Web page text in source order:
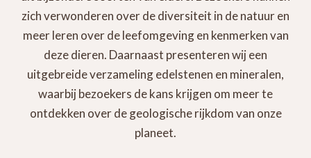
zich verwonderen over de diversiteit in de natuur en
meer leren over de leefomgeving en kenmerken van
deze dieren. Daarnaast presenteren wij een
uitgebreide verzameling edelstenen en mineralen,
waarbij bezoekers de kans krijgen om meer te
ontdekken over de geologische rijkdom van onze
planeet.